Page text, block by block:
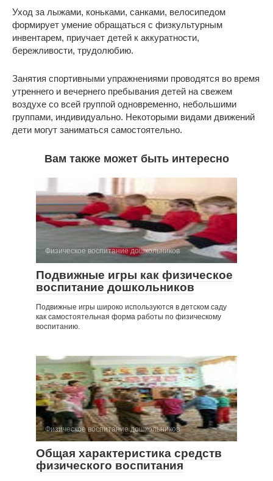
Уход за лыжами, коньками, санками, велосипедом
формирует умение обращаться с физкультурным
инвентарем, приучает детей к аккуратности,
бережливости, трудолюбию.
Занятия спортивными упражнениями проводятся во время
утреннего и вечернего пребывания детей на свежем
воздухе со всей группой одновременно, небольшими
группами, индивидуально. Некоторыми видами движений
дети могут заниматься самостоятельно.
Вам также может быть интересно
Физическое воспитание дошкольников
Подвижные игры как физическое
воспитание дошкольников
Подвижные игры широко используются в детском саду
как самостоятельная форма работы по физическому
воспитанию.
Физическое воспитание дошкольников
Общая характеристика средств
физического воспитания